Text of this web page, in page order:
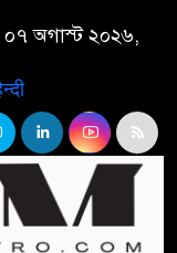
০৭ অগাস্ট ২০২৬,